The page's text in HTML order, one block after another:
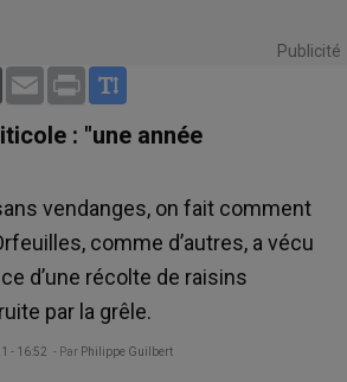
Publicité
X Email Print
: "une année
vendanges, on fait comment
comme d’autres, a vécu
d’une récolte de raisins
par la grêle.
- 16:52 - Par Philippe Guilbert